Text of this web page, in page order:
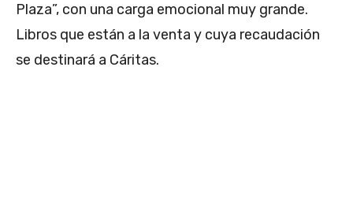
Plaza”, con una carga emocional muy grande.
Libros que están a la venta y cuya recaudación
se destinará a Cáritas.